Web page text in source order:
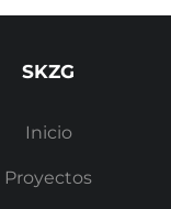
SKZG
Inicio
Proyectos